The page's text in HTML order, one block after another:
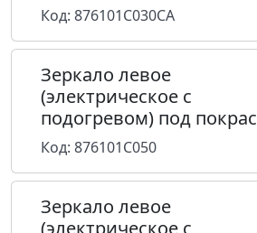
Код: 876101C030CA
Зеркало левое
(электрическое с
подогревом) под покрас
Код: 876101C050
Зеркало левое